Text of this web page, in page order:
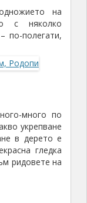
на
с няколко
по-полегати,
много по
укрепване
в дерето е
гледка
ридовете на